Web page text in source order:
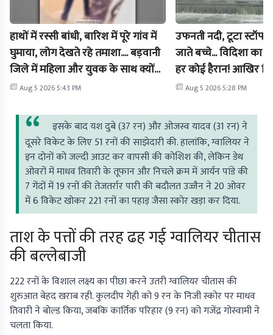
हाथों में रस्सी बांधी, बारिश में पूरे गांव में
घुमाया, लोग देखते रहे तमाशा.... बड़वानी
जिले में महिला और युवक के साथ क्यों
किया गया ये सलूक? जानें पूरा मामला
Aug 5 2026 5:43 PM
उफनती नदी, टूटा
जाते बच्चे... विदिशा का
हर कोई हैरान! आखिर
Aug 5 2026 5:28 PM
इसके बाद यश दुबे (37 रन) और ओजस्व यादव (31 रन) ने
दूसरे विकेट के लिए 51 रनों की साझेदारी की. हालांकि, ग्वालियर ने
इन दोनों को जल्दी आउट कर वापसी की कोशिश की, लेकिन डेथ
ओवरों में माधव तिवारी के तूफान और निचले क्रम में आर्यन पांडे की
7 गेंदों में 19 रनों की तेजतर्रार पारी की बदौलत उज्जैन ने 20 ओवर
में 6 विकेट खोकर 221 रनों का पहाड़ जैसा स्कोर खड़ा कर दिया.
ताश के पत्तों की तरह ढह गई ग्वालियर चीतास
की बल्लेबाजी
222 रनों के विशाल लक्ष्य का पीछा करने उतरी ग्वालियर चीतास की
शुरुआत बेहद खराब रही. कुलदीप गेही को 9 रन के निजी स्कोर पर माधव
तिवारी ने बोल्ड किया, जबकि कार्तिक परिहार (9 रन) को गजेंद्र गोस्वामी ने
चलता किया.